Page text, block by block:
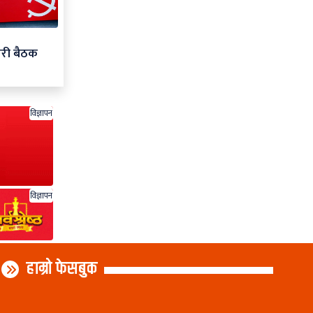
बैठक
विज्ञापन
विज्ञापन
हाम्रो फेसबुक